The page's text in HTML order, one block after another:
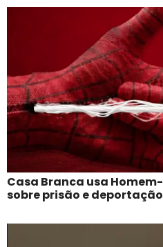
Casa Branca usa
sobre prisão e